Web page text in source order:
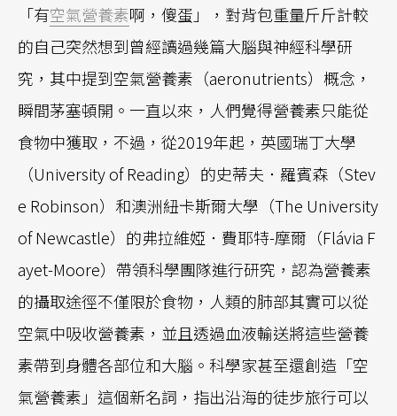
「有空氣營養素啊，傻蛋」，對背包重量斤斤計較
的自己突然想到曾經讀過幾篇大腦與神經科學研
究，其中提到空氣營養素（aeronutrients）概念，
瞬間茅塞頓開。一直以來，人們覺得營養素只能從
食物中獲取，不過，從2019年起，英國瑞丁大學
（University of Reading）的史蒂夫．羅賓森（Stev
e Robinson）和澳洲紐卡斯爾大學（The University
of Newcastle）的弗拉維婭．費耶特-摩爾（Flávia F
ayet-Moore）帶領科學團隊進行研究，認為營養素
的攝取途徑不僅限於食物，人類的肺部其實可以從
空氣中吸收營養素，並且透過血液輸送將這些營養
素帶到身體各部位和大腦。科學家甚至還創造「空
氣營養素」這個新名詞，指出沿海的徒步旅行可以